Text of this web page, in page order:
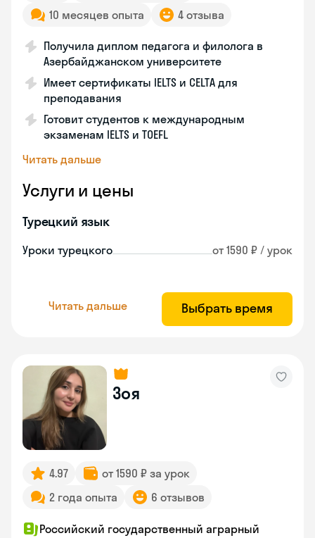
10 месяцев опыта
4 отзыва
Получила диплом педагога и филолога в
Азербайджанском университете
Имеет сертификаты IELTS и CELTA для
преподавания
Готовит студентов к международным
экзаменам IELTS и TOEFL
Читать дальше
Услуги и цены
Турецкий язык
Уроки турецкого от 1590 ₽ / урок
Читать дальше Выбрать время
Зоя
4.97
от 1590 ₽ за урок
2 года опыта
6 отзывов
Российский государственный аграрный